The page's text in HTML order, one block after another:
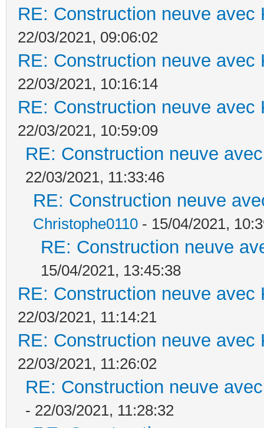
RE: Construction neuve avec
22/03/2021, 09:06:02
RE: Construction neuve avec
22/03/2021, 10:16:14
RE: Construction neuve avec
22/03/2021, 10:59:09
RE: Construction neuve
22/03/2021, 11:33:46
RE: Construction neuve
Christophe0110 - 15/04/2021,
RE: Construction neuve
15/04/2021, 13:45:38
RE: Construction neuve avec
22/03/2021, 11:14:21
RE: Construction neuve avec
22/03/2021, 11:26:02
RE: Construction neuve
- 22/03/2021, 11:28:32